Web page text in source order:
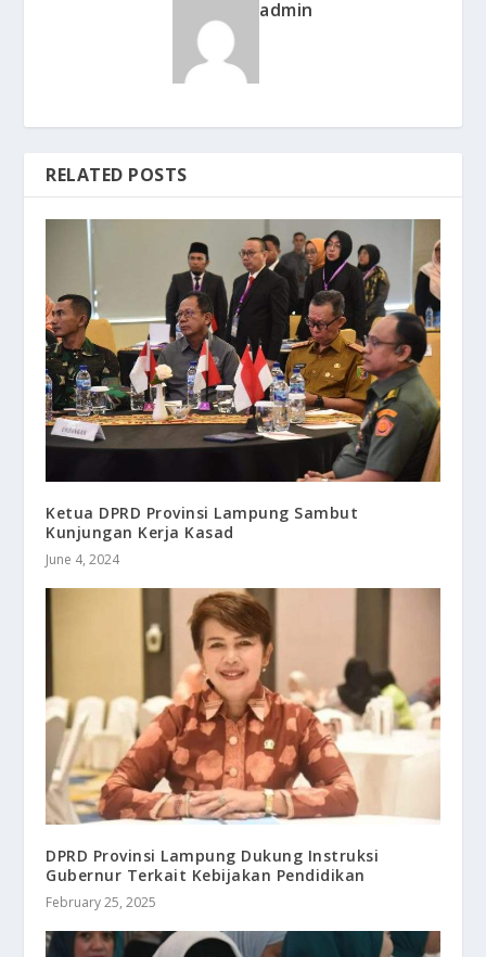
admin
RELATED POSTS
Ketua DPRD Provinsi Lampung Sambut
Kunjungan Kerja Kasad
June 4, 2024
DPRD Provinsi Lampung Dukung Instruksi
Gubernur Terkait Kebijakan Pendidikan
February 25, 2025